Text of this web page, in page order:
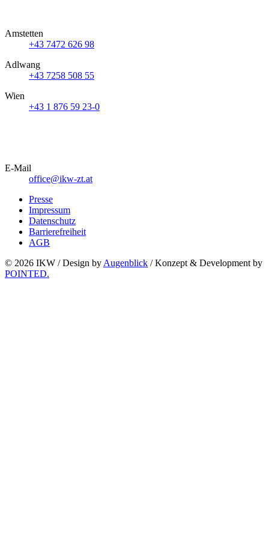
Amstetten
+43 7472 626 98
Adlwang
+43 7258 508 55
Wien
+43 1 876 59 23-0
E-Mail
office@ikw-zt.at
Presse
Impressum
Datenschutz
Barrierefreiheit
AGB
© 2026 IKW /Design by Augenblick / Konzept & Development by
POINTED.